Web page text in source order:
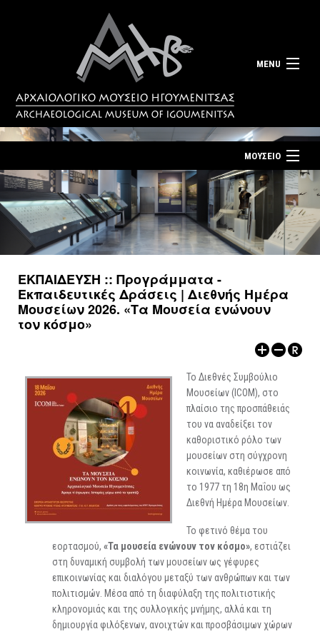
MENU
Αρχική σελίδα
Επίσκεψη
Επικοινωνία
Νέα
Ελληνικά|
ΜΟΥΣΕΙΟ
ΤΟ ΜΟΥΣΕΙΟ
ΕΚΘΕΣΕΙΣ
ΕΚΔΗΛΩΣΕΙΣ
ΕΚΔΟΣΕΙΣ
ΑΡΧΑΙΟΛΟΓΙΚΟΙ ΧΩΡΟΙ
ΕΚΠΑΙΔΕΥΣΗ :: Προγράμματα -
Εκπαιδευτικές Δράσεις | Διεθνής Ημέρα
Μουσείων 2026. «Τα Μουσεία ενώνουν
τον κόσμο»
Το Διεθνές Συμβούλιο
Μουσείων (ICOM), στο
πλαίσιο της προσπάθειάς
του να αναδείξει τον
καθοριστικό ρόλο των
μουσείων στη σύγχρονη
κοινωνία, καθιέρωσε από
το 1977 τη 18η Μαΐου ως
Διεθνή Ημέρα Μουσείων.
Το φετινό θέμα του
εορτασμού, «Τα μουσεία ενώνουν τον κόσμο», εστιάζει
στη δυναμική συμβολή των μουσείων ως γέφυρες
επικοινωνίας και διαλόγου μεταξύ των ανθρώπων και των
πολιτισμών. Μέσα από τη διαφύλαξη της πολιτιστικής
κληρονομιάς και της συλλογικής μνήμης, αλλά και τη
δημιουργία φιλόξενων, ανοιχτών και προσβάσιμων χώρων